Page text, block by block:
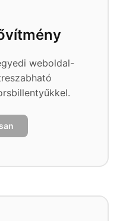
weboldal-